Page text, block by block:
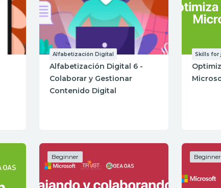
Alfabetización Digital
Alfabetización Digital 6 -
Colaborar y Gestionar
Contenido Digital
Skills for
Beginner Beginner